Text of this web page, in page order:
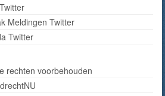
Meldingen Twitter
Twitter
rechten voorbehouden